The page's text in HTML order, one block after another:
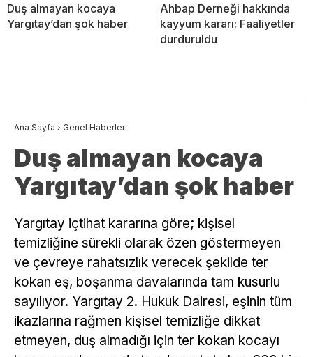
Duş almayan kocaya
Yargıtay’dan şok haber
Ahbap Derneği hakkında
kayyum kararı: Faaliyetler
durduruldu
Ana Sayfa › Genel Haberler
Duş almayan kocaya
Yargıtay’dan şok haber
Yargıtay içtihat kararına göre; kişisel
temizliğine sürekli olarak özen göstermeyen
ve çevreye rahatsızlık verecek şekilde ter
kokan eş, boşanma davalarında tam kusurlu
sayılıyor. Yargıtay 2. Hukuk Dairesi, eşinin tüm
ikazlarına rağmen kişisel temizliğe dikkat
etmeyen, duş almadığı için ter kokan kocayı